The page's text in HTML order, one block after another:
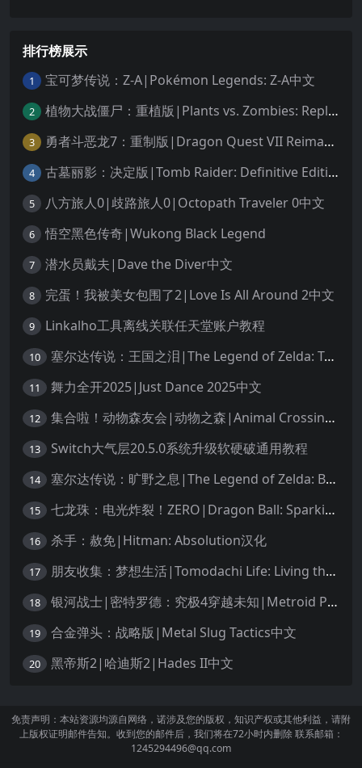
排行榜展示
1 宝可梦传说：Z-A|Pokémon Legends: Z-A中文
2 植物大战僵尸：重植版|Plants vs. Zombies: Replanted中文
3 勇者斗恶龙7：重制版|Dragon Quest VII Reimagined中文
4 古墓丽影：决定版|Tomb Raider: Definitive Edition中文
5 八方旅人0|歧路旅人0|Octopath Traveler 0中文
6 悟空黑色传奇|Wukong Black Legend
7 潜水员戴夫|Dave the Diver中文
8 完蛋！我被美女包围了2|Love Is All Around 2中文
9 Linkalho工具离线关联任天堂账户教程
10 塞尔达传说：王国之泪|The Legend of Zelda: Tears of the Kingdom中文
11 舞力全开2025|Just Dance 2025中文
12 集合啦！动物森友会|动物之森|Animal Crossing: New Horizons中文
13 Switch大气层20.5.0系统升级软硬破通用教程
14 塞尔达传说：旷野之息|The Legend of Zelda: Breath of the Wild中文
15 七龙珠：电光炸裂！ZERO|Dragon Ball: Sparking! Zero中文
16 杀手：赦免|Hitman: Absolution汉化
17 朋友收集：梦想生活|Tomodachi Life: Living the Dream中文
18 银河战士|密特罗德：究极4穿越未知|Metroid Prime 4: Beyond中文
19 合金弹头：战略版|Metal Slug Tactics中文
20 黑帝斯2|哈迪斯2|Hades II中文
免责声明：本站资源均源自网络，诺涉及您的版权，知识产权或其他利益，请附
上版权证明邮件告知。收到您的邮件后，我们将在72小时内删除 联系邮箱：
1245294496@qq.com